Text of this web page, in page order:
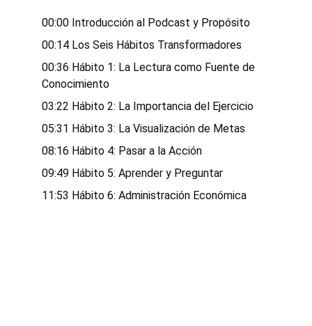
00:00 Introducción al Podcast y Propósito
00:14 Los Seis Hábitos Transformadores
00:36 Hábito 1: La Lectura como Fuente de
Conocimiento
03:22 Hábito 2: La Importancia del Ejercicio
05:31 Hábito 3: La Visualización de Metas
08:16 Hábito 4: Pasar a la Acción
09:49 Hábito 5: Aprender y Preguntar
11:53 Hábito 6: Administración Económica